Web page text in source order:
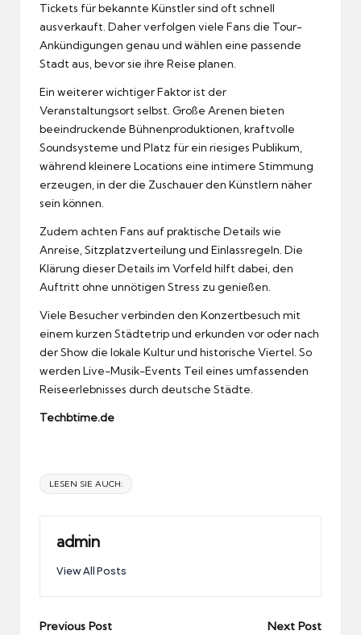
Tickets für bekannte Künstler sind oft schnell
ausverkauft. Daher verfolgen viele Fans die Tour-
Ankündigungen genau und wählen eine passende
Stadt aus, bevor sie ihre Reise planen.
Ein weiterer wichtiger Faktor ist der
Veranstaltungsort selbst. Große Arenen bieten
beeindruckende Bühnenproduktionen, kraftvolle
Soundsysteme und Platz für ein riesiges Publikum,
während kleinere Locations eine intimere Stimmung
erzeugen, in der die Zuschauer den Künstlern näher
sein können.
Zudem achten Fans auf praktische Details wie
Anreise, Sitzplatzverteilung und Einlassregeln. Die
Klärung dieser Details im Vorfeld hilft dabei, den
Auftritt ohne unnötigen Stress zu genießen.
Viele Besucher verbinden den Konzertbesuch mit
einem kurzen Städtetrip und erkunden vor oder nach
der Show die lokale Kultur und historische Viertel. So
werden Live-Musik-Events Teil eines umfassenden
Reiseerlebnisses durch deutsche Städte.
Techbtime.de
Tags:
LESEN SIE AUCH:
admin
View All Posts
Post
Previous Post Next Post